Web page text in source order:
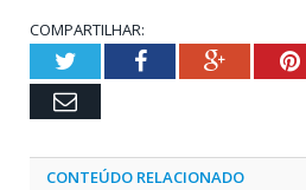
COMPARTILHAR:
TwitterFacebookGoogle+
Email
CONTEÚDO RELACIONADO